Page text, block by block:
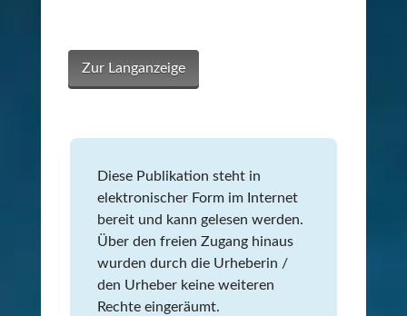
Zur Langanzeige
Diese Publikation steht in
elektronischer Form im Internet
bereit und kann gelesen werden.
Über den freien Zugang hinaus
wurden durch die Urheberin /
den Urheber keine weiteren
Rechte eingeräumt.